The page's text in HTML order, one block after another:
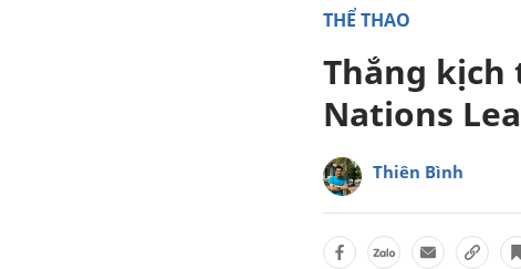
THỂ THAO
Thắng kịch
Nations
Thiên Bình